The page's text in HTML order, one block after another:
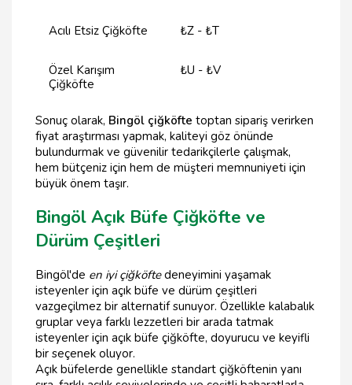
Acılı Etsiz Çiğköfte ₺Z - ₺T
Özel Karışım
Çiğköfte
₺U - ₺V
Sonuç olarak, Bingöl çiğköfte toptan sipariş verirken
fiyat araştırması yapmak, kaliteyi göz önünde
bulundurmak ve güvenilir tedarikçilerle çalışmak,
hem bütçeniz için hem de müşteri memnuniyeti için
büyük önem taşır.
Bingöl Açık Büfe Çiğköfte ve
Dürüm Çeşitleri
Bingöl'de en iyi çiğköftedeneyimini yaşamak
isteyenler için açık büfe ve dürüm çeşitleri
vazgeçilmez bir alternatif sunuyor. Özellikle kalabalık
gruplar veya farklı lezzetleri bir arada tatmak
isteyenler için açık büfe çiğköfte, doyurucu ve keyifli
bir seçenek oluyor.
Açık büfelerde genellikle standart çiğköftenin yanı